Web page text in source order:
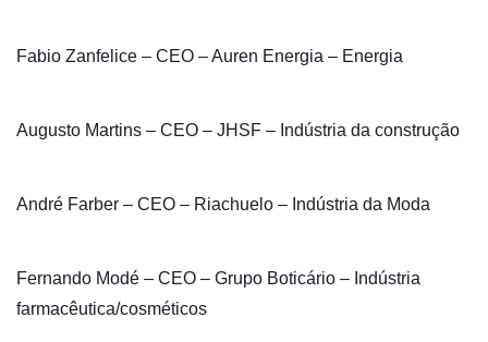
Fabio Zanfelice – CEO – Auren Energia – Energia
Augusto Martins – CEO – JHSF – Indústria da construção
André Farber – CEO – Riachuelo – Indústria da Moda
Fernando Modé – CEO – Grupo Boticário – Indústria
farmacêutica/cosméticos